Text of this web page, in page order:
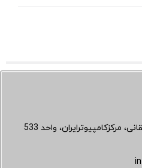
مرکزکامپیوترایران، واحد 533